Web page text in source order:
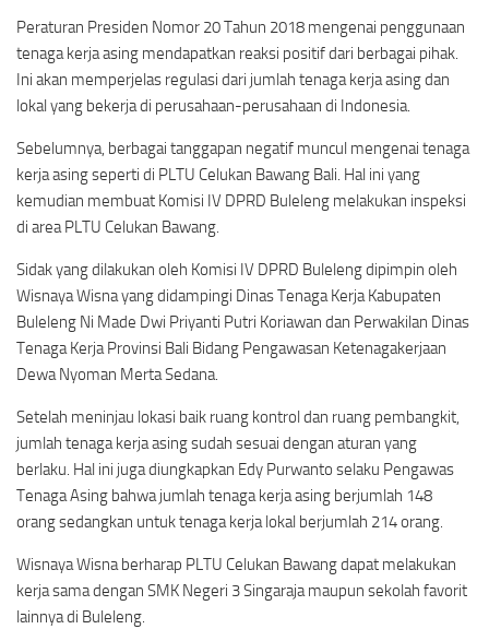
Peraturan Presiden Nomor 20 Tahun 2018 mengenai penggunaan
tenaga kerja asing mendapatkan reaksi positif dari berbagai pihak.
Ini akan memperjelas regulasi dari jumlah tenaga kerja asing dan
lokal yang bekerja di perusahaan-perusahaan di Indonesia.
Sebelumnya, berbagai tanggapan negatif muncul mengenai tenaga
kerja asing seperti di PLTU Celukan Bawang Bali. Hal ini yang
kemudian membuat Komisi IV DPRD Buleleng melakukan inspeksi
di area PLTU Celukan Bawang.
Sidak yang dilakukan oleh Komisi IV DPRD Buleleng dipimpin oleh
Wisnaya Wisna yang didampingi Dinas Tenaga Kerja Kabupaten
Buleleng Ni Made Dwi Priyanti Putri Koriawan dan Perwakilan Dinas
Tenaga Kerja Provinsi Bali Bidang Pengawasan Ketenagakerjaan
Dewa Nyoman Merta Sedana.
Setelah meninjau lokasi baik ruang kontrol dan ruang pembangkit,
jumlah tenaga kerja asing sudah sesuai dengan aturan yang
berlaku. Hal ini juga diungkapkan Edy Purwanto selaku Pengawas
Tenaga Asing bahwa jumlah tenaga kerja asing berjumlah 148
orang sedangkan untuk tenaga kerja lokal berjumlah 214 orang.
Wisnaya Wisna berharap PLTU Celukan Bawang dapat melakukan
kerja sama dengan SMK Negeri 3 Singaraja maupun sekolah favorit
lainnya di Buleleng.